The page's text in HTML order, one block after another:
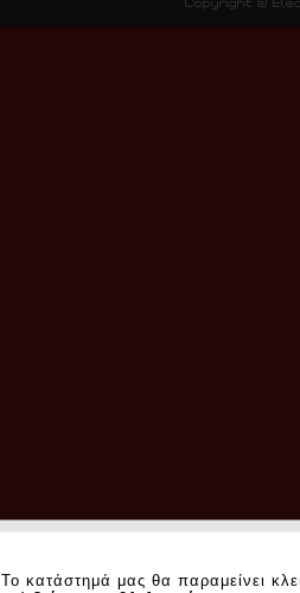
Το κατάστημά μας θα παραμείνει